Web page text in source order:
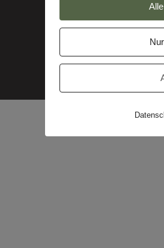
Datenschutz